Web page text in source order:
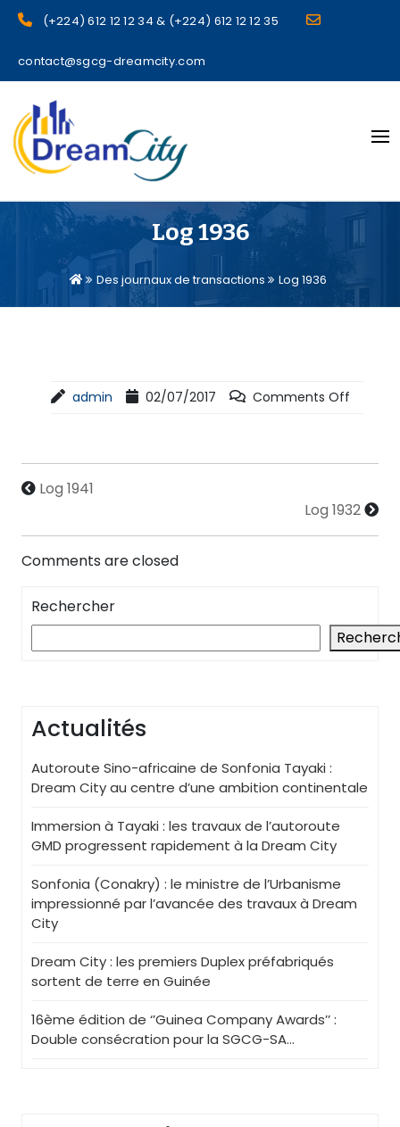
(+224) 612 12 12 34 & (+224) 612 12 12 35
contact@sgcg-dreamcity.com
sgcg dreamcity
Log 1936
Des journaux de transactions Log 1936
admin 02/07/2017 Comments Off
Log 1941
Log 1932
Comments are closed
Rechercher
Actualités
Autoroute Sino-africaine de Sonfonia Tayaki :
Dream City au centre d’une ambition continentale
Immersion à Tayaki : les travaux de l’autoroute
GMD progressent rapidement à la Dream City
Sonfonia (Conakry) : le ministre de l’Urbanisme
impressionné par l’avancée des travaux à Dream
City
Dream City : les premiers Duplex préfabriqués
sortent de terre en Guinée
16ème édition de ‘’Guinea Company Awards’’ :
Double consécration pour la SGCG-SA…